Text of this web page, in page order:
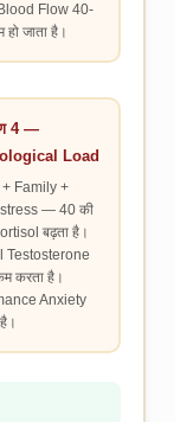
Flow 40-
जाता है।
4 —
Load
Family +
— 40 की
बढ़ता है।
Testosterone
करता है।
Anxiety